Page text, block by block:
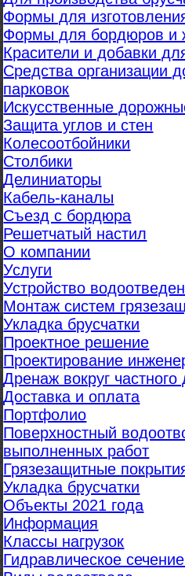
Формы для
Формы для бордюров и
Красители и добавки
Средства организации
парковок
Искусственные
Защита углов и стен
Колесоотбойники
Столбики
Делиниаторы
Кабель-каналы
Съезд с бордюра
Решетчатый настил
О компании
Услуги
Устройство
Монтаж систем
Укладка брусчатки
Проектное решение
Проектирование
Дренаж вокруг
Доставка и оплата
Портфолио
Поверхностный
выполненных работ
Грязезащитные
Укладка брусчатки
Объекты 2021 года
Информация
Классы нагрузок
Гидравлическое